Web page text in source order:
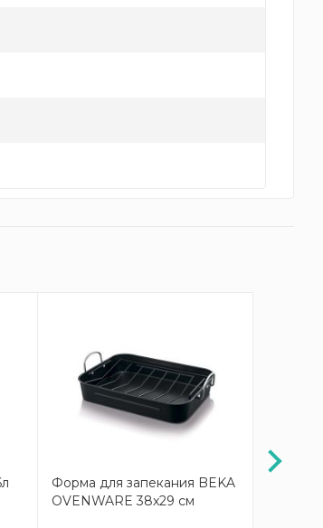
Форма для запекания BEKA
OVENWARE 38x29 см